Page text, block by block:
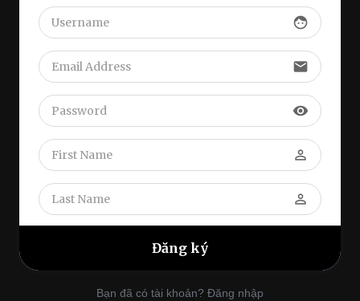
face
email
visibility
perm_identity
perm_identity
Bạn đã có tài khoản? Đăng nhập